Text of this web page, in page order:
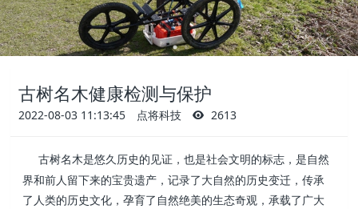
古树名木健康检测与保护
2022-08-03 11:13:45 点将科技 2613
古树名木是悠久历史的见证，也是社会文明的标志，是自然
界和前人留下来的宝贵遗产，记录了大自然的历史变迁，传承
了人类的历史文化，孕育了自然绝美的生态奇观，承载了广大